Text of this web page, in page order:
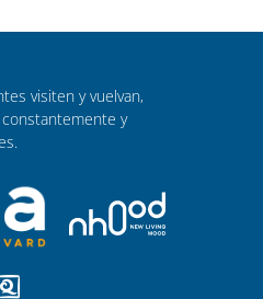
visiten y vuelvan,
y